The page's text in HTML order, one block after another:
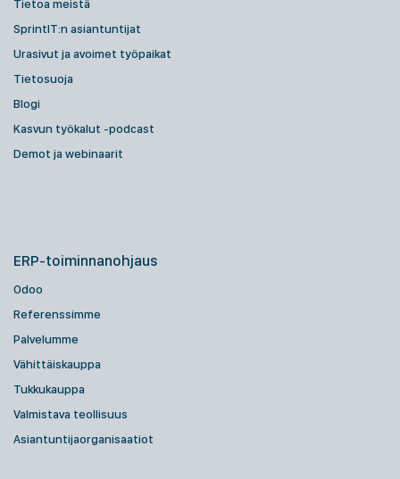
Tietoa meistä
SprintIT:n asiantuntijat
Urasivut ja avoimet työpaikat
Tietosuoja
Blogi
Kasvun työkalut -podcast
Demot ja webinaarit
ERP-toiminnanohjaus
Odoo
Referenssimme
Palvelumme
Vähittäiskauppa
Tukkukauppa
Valmistava teollisuus
Asiantuntijaorganisaatiot